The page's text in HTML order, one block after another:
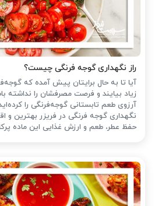
راز نگهداری گوجه فرنگی چیست؟
آیا تا به حال برایتان پیش آمده که
زیاد بیایند و فرصت مصرفشان را نداشته
آرزوی طعم تابستانی گوجه‌فرنگی را
نگهداری گوجه فرنگی در فریزر بهترین و
حفظ عطر، طعم و ارزش غذایی این ماده